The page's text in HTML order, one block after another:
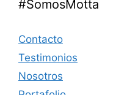
#SomosMotta
Contacto
Testimonios
Nosotros